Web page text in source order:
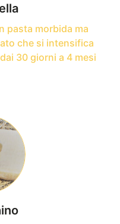
pasta morbida ma
che si intensifica
30 giorni a 4 mesi